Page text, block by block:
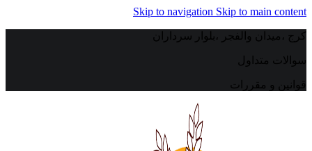
Skip to navigation Skip to main content
کرج ،میدان والفجر ،بلوار سرداران
سوالات متداول
قوانین و مقررات